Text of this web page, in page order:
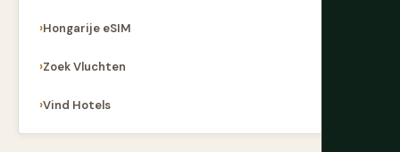
Hongarije eSIM
Zoek Vluchten
Vind Hotels